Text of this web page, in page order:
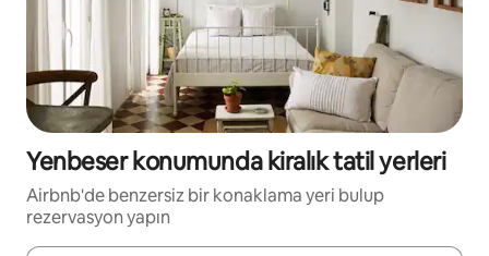
Yenbeser konumunda kiralık tatil yerleri
Airbnb'de benzersiz bir konaklama yeri bulup
rezervasyon yapın